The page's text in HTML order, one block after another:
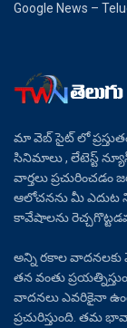
Google News –
మా వెబ్ సైట్ లో
సినిమాలు , లేటెస్ట్
వార్తలు
ఆలోచనను మీ ఎదుట
కావేషాలను
అన్ని రకాల వాదనలకు
తన వంతు
వాదనలు ఎవరికైనా
ప్రచురిస్తుంది. తమ